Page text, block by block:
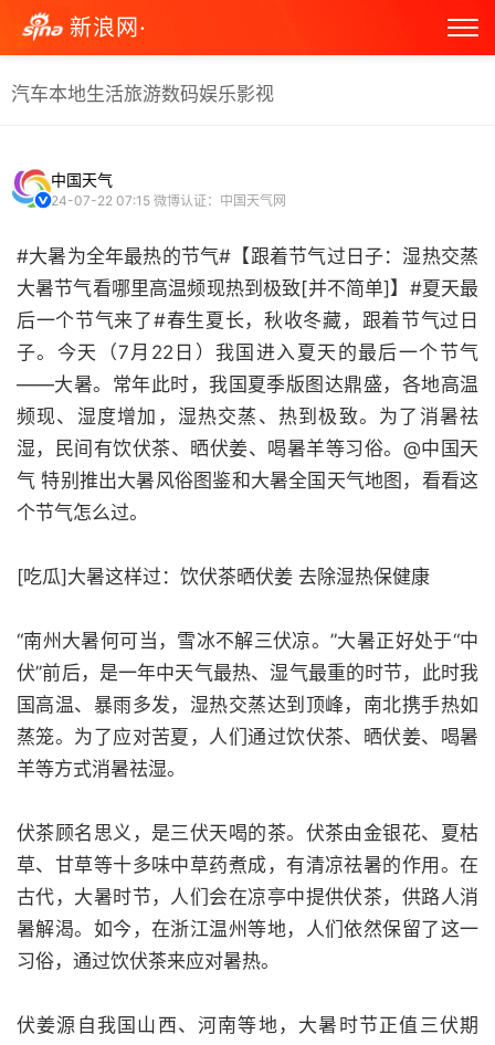
新浪网·
汽车本地生活旅游数码娱乐影视
中国天气
24-07-22 07:15 微博认证：中国天气网
#大暑为全年最热的节气#【跟着节气过日子：湿热交蒸
大暑节气看哪里高温频现热到极致[并不简单]】#夏天最
后一个节气来了#春生夏长，秋收冬藏，跟着节气过日
子。今天（7月22日）我国进入夏天的最后一个节气
——大暑。常年此时，我国夏季版图达鼎盛，各地高温
频现、湿度增加，湿热交蒸、热到极致。为了消暑祛
湿，民间有饮伏茶、晒伏姜、喝暑羊等习俗。@中国天
气 特别推出大暑风俗图鉴和大暑全国天气地图，看看这
个节气怎么过。
[吃瓜]大暑这样过：饮伏茶晒伏姜 去除湿热保健康
“南州大暑何可当，雪冰不解三伏凉。”大暑正好处于“中
伏”前后，是一年中天气最热、湿气最重的时节，此时我
国高温、暴雨多发，湿热交蒸达到顶峰，南北携手热如
蒸笼。为了应对苦夏，人们通过饮伏茶、晒伏姜、喝暑
羊等方式消暑祛湿。
伏茶顾名思义，是三伏天喝的茶。伏茶由金银花、夏枯
草、甘草等十多味中草药煮成，有清凉祛暑的作用。在
古代，大暑时节，人们会在凉亭中提供伏茶，供路人消
暑解渴。如今，在浙江温州等地，人们依然保留了这一
习俗，通过饮伏茶来应对暑热。
伏姜源自我国山西、河南等地，大暑时节正值三伏期